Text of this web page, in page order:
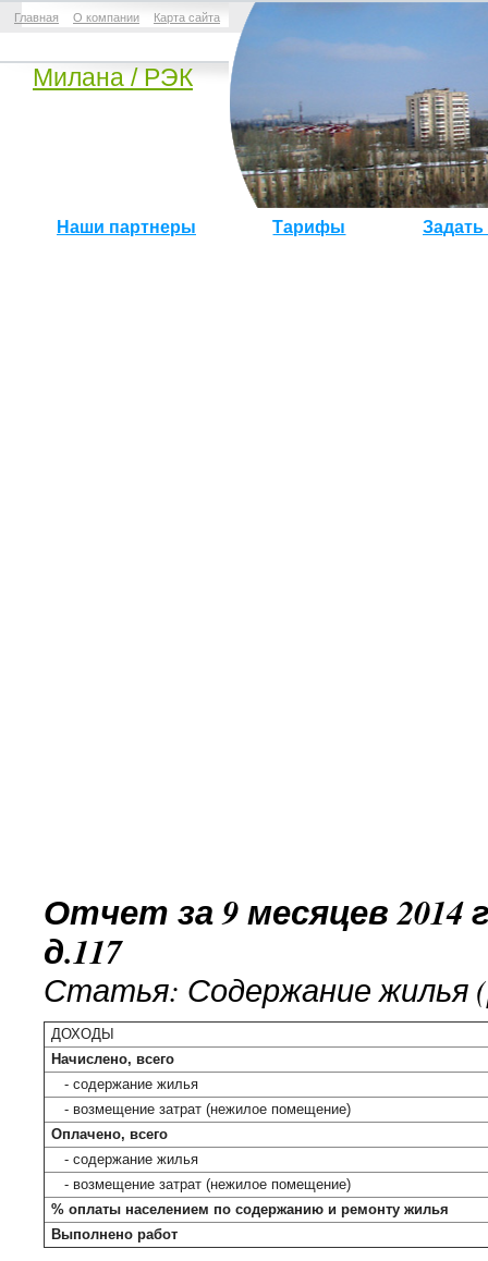
Главная О компании Карта сайта
Mилана / РЭК
Наши партнеры Тарифы
Отчет за 9 месяцев 2014
д.117
Статья: Содержание жилья
ДОХОДЫ
Начислено, всего
- содержание жилья
- возмещение затрат (нежилое помещение)
Оплачено, всего
- содержание жилья
- возмещение затрат (нежилое помещение)
% оплаты населением по содержанию и ремонту жилья
Выполнено работ